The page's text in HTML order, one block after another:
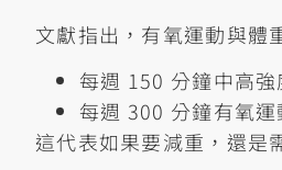
文獻指出，有氧運動與體
每週 150 分鐘中高
每週 300 分鐘有氧
這代表如果要減重，還是